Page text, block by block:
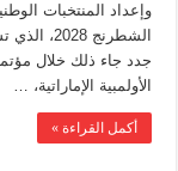
وإعداد المنتخبات
الشطرنج
جدد جاء ذلك خلال
الأولمبية الإماراتية، …
أكمل القراءة »